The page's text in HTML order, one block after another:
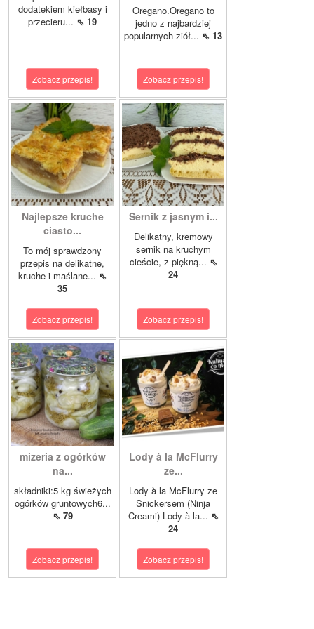
dodatekiem kiełbasy i
przecieru... ⇖ 19
Zobacz przepis!
Oregano.Oregano to
jedno z najbardziej
popularnych ziół... ⇖ 13
Zobacz przepis!
Najlepsze kruche
ciasto...
To mój sprawdzony
przepis na delikatne,
kruche i maślane... ⇖
35
Zobacz przepis!
Sernik z jasnym i...
Delikatny, kremowy
sernik na kruchym
cieście, z piękną... ⇖
24
Zobacz przepis!
mizeria z ogórków
na...
składniki:5 kg świeżych
ogórków gruntowych6...
⇖ 79
Zobacz przepis!
Lody à la McFlurry
ze...
Lody à la McFlurry ze
Snickersem (Ninja
Creami) Lody à la... ⇖
24
Zobacz przepis!